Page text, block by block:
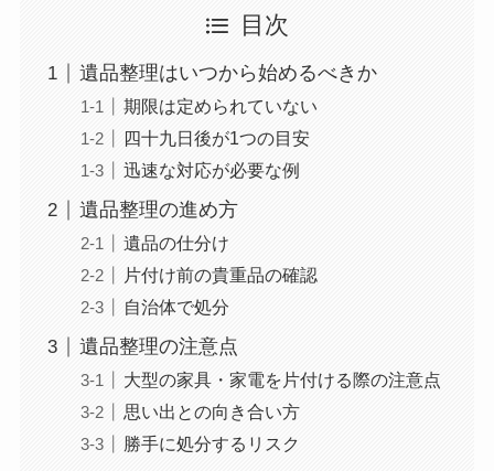
目次
遺品整理はいつから始めるべきか
期限は定められていない
四十九日後が1つの目安
迅速な対応が必要な例
遺品整理の進め方
遺品の仕分け
片付け前の貴重品の確認
自治体で処分
遺品整理の注意点
大型の家具・家電を片付ける際の注意点
思い出との向き合い方
勝手に処分するリスク